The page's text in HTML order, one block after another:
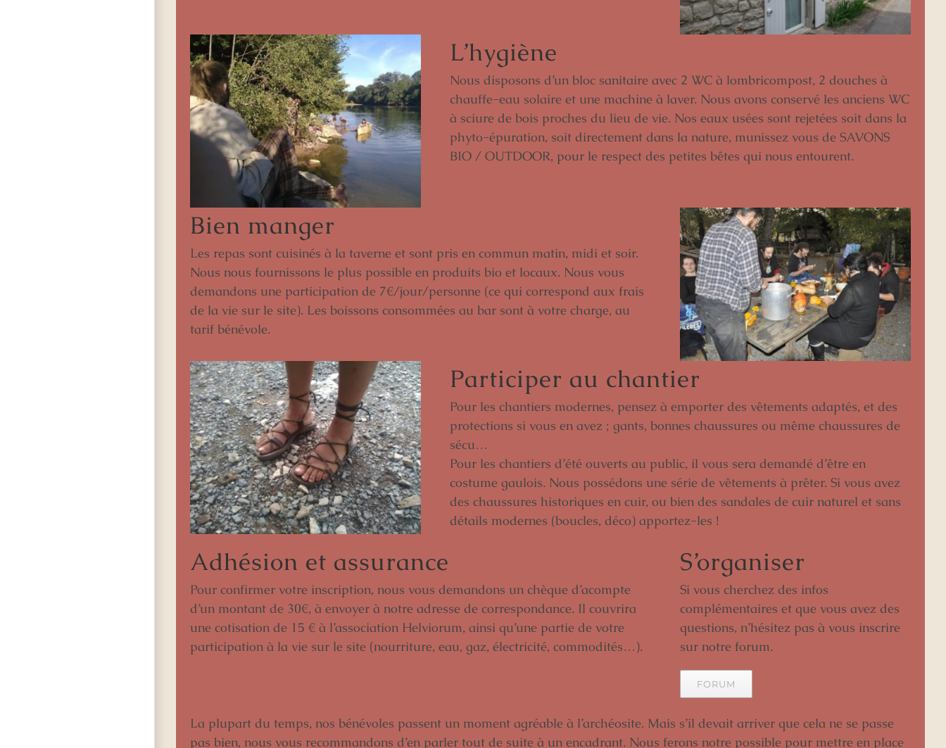
L’hygiène
Nous disposons d’un bloc sanitaire avec 2 WC à lombricompost, 2 douches à
chauffe-eau solaire et une machine à laver. Nous avons conservé les anciens WC
à sciure de bois proches du lieu de vie. Nos eaux usées sont rejetées soit dans la
phyto-épuration, soit directement dans la nature, munissez vous de SAVONS
BIO / OUTDOOR, pour le respect des petites bêtes qui nous entourent.
Bien manger
Les repas sont cuisinés à la taverne et sont pris en commun matin, midi et soir.
Nous nous fournissons le plus possible en produits bio et locaux. Nous vous
demandons une participation de 7€/jour/personne (ce qui correspond aux frais
de la vie sur le site). Les boissons consommées au bar sont à votre charge, au
tarif bénévole.
Participer au chantier
Pour les chantiers modernes, pensez à emporter des vêtements adaptés, et des
protections si vous en avez ; gants, bonnes chaussures ou même chaussures de
sécu…
Pour les chantiers d’été ouverts au public, il vous sera demandé d’être en
costume gaulois. Nous possédons une série de vêtements à prêter. Si vous avez
des chaussures historiques en cuir, ou bien des sandales de cuir naturel et sans
détails modernes (boucles, déco) apportez-les !
Adhésion et assurance
Pour confirmer votre inscription, nous vous demandons un chèque d’acompte
d’un montant de 30€, à envoyer à notre adresse de correspondance. Il couvrira
une cotisation de 15 € à l’association Helviorum, ainsi qu’une partie de votre
participation à la vie sur le site (nourriture, eau, gaz, électricité, commodités…).
S’organiser
Si vous cherchez des infos
complémentaires et que vous avez des
questions, n’hésitez pas à vous inscrire
sur notre forum.
FORUM
La plupart du temps, nos bénévoles passent un moment agréable à l’archéosite. Mais s’il devait arriver que cela ne se passe
pas bien, nous vous recommandons d’en parler tout de suite à un encadrant. Nous ferons notre possible pour mettre en place